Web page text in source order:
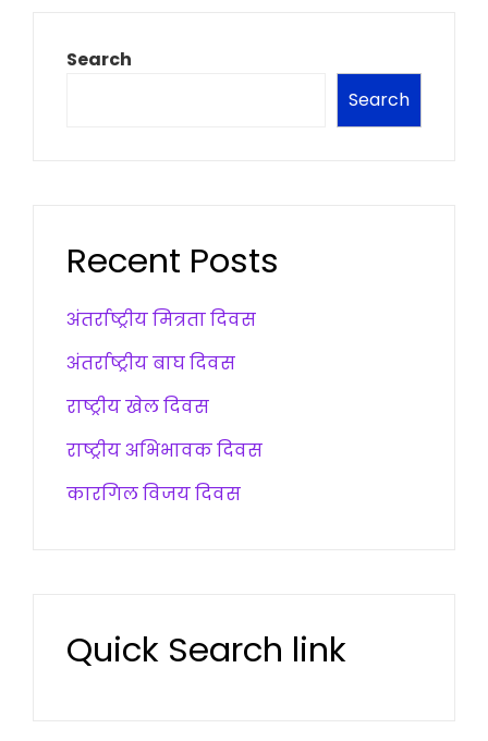
Search
Search
Recent Posts
अंतर्राष्ट्रीय मित्रता दिवस
अंतर्राष्ट्रीय बाघ दिवस
राष्ट्रीय खेल दिवस
राष्ट्रीय अभिभावक दिवस
कारगिल विजय दिवस
Quick Search link